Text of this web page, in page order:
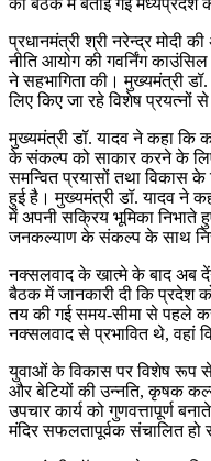
प्रधानमंत्री श्री नरेन्द्र मोदी
नीति आयोग की गवर्निंग
ने सहभागिता की। मुख्यमंत्री
लिए किए जा रहे विशेष प्रयत्नों
मुख्यमंत्री डॉ. यादव ने कहा कि
के संकल्प को साकार करने के लिए
समन्वित प्रयासों तथा विकास के
हुई है। मुख्यमंत्री डॉ. यादव ने
में अपनी सक्रिय भूमिका निभाते
जनकल्याण के संकल्प के साथ
नक्सलवाद के खात्मे के बाद अब
बैठक में जानकारी दी कि प्रदेश
तय की गई समय-सीमा से पहले
नक्सलवाद से प्रभावित थे, वहां
युवाओं के विकास पर विशेष रूप
और बेटियों की उन्नति, कृषक
उपचार कार्य को गुणवत्तापूर्ण
मंदिर सफलतापूर्वक संचालित हो